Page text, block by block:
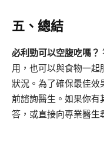
五、總結
必利勁可以空腹吃嗎？
用，也可以與食物一
狀況。為了確保最佳效
前諮詢醫生。如果你有
答，或直接向專業醫生